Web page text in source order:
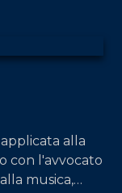
alla
con l'avvocato
musica,